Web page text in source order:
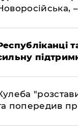
попередив